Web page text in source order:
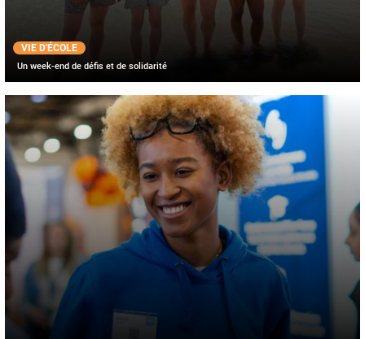
VIE D'ÉCOLE
Un week-end de défis et de solidarité